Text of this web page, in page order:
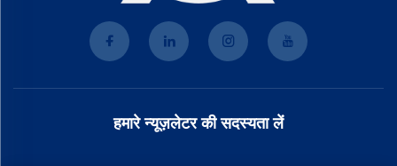
हमारे न्यूज़लेटर की सदस्यता लें